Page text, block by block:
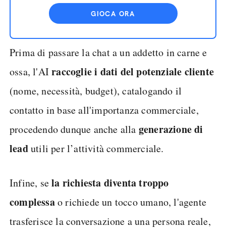
GIOCA ORA
Prima di passare la chat a un addetto in carne e
ossa, l'AIraccoglie i dati del potenziale cliente
(nome, necessità, budget), catalogando il
contatto in base all'importanza commerciale,
procedendo dunque anche alla generazione di
leadutili per l’attività commerciale.
Infine, sela richiesta diventa troppo
complessao richiede un tocco umano, l'agente
trasferisce la conversazione a una persona reale,